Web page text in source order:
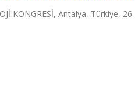
KONGRESİ, Antalya, Türkiye,